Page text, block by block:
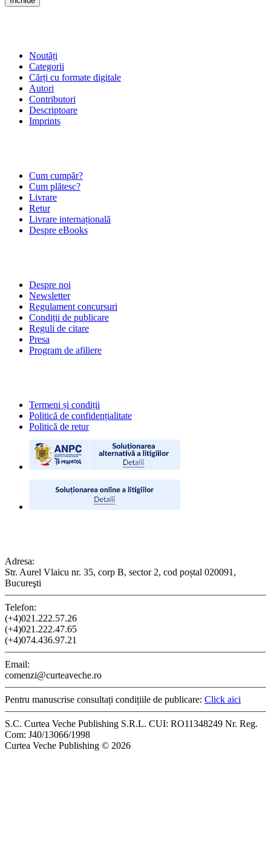
Noutăți
Categorii
Cărți cu formate digitale
Autori
Contributori
Descriptoare
Imprints
Cum cumpăr?
Cum plătesc?
Livrare
Retur
Livrare internațională
Despre eBooks
Despre noi
Newsletter
Regulament concursuri
Condiții de publicare
Reguli de citare
Presa
Program de afiliere
Termeni și condiții
Politică de confidențialitate
Politică de retur
Adresa:
Str. Aurel Vlaicu nr. 35, corp B, sector 2, cod poștal 020091,
Bucureşti
Telefon:
(+4)021.222.57.26
(+4)021.222.47.65
(+4)074.436.97.21
Email:
comenzi@curteaveche.ro
Pentru manuscrise consultați condițiile de publicare: Click aici
S.C. Curtea Veche Publishing S.R.L. CUI: RO11348249 Nr. Reg.
Com: J40/13066/1998
Curtea Veche Publishing © 2026